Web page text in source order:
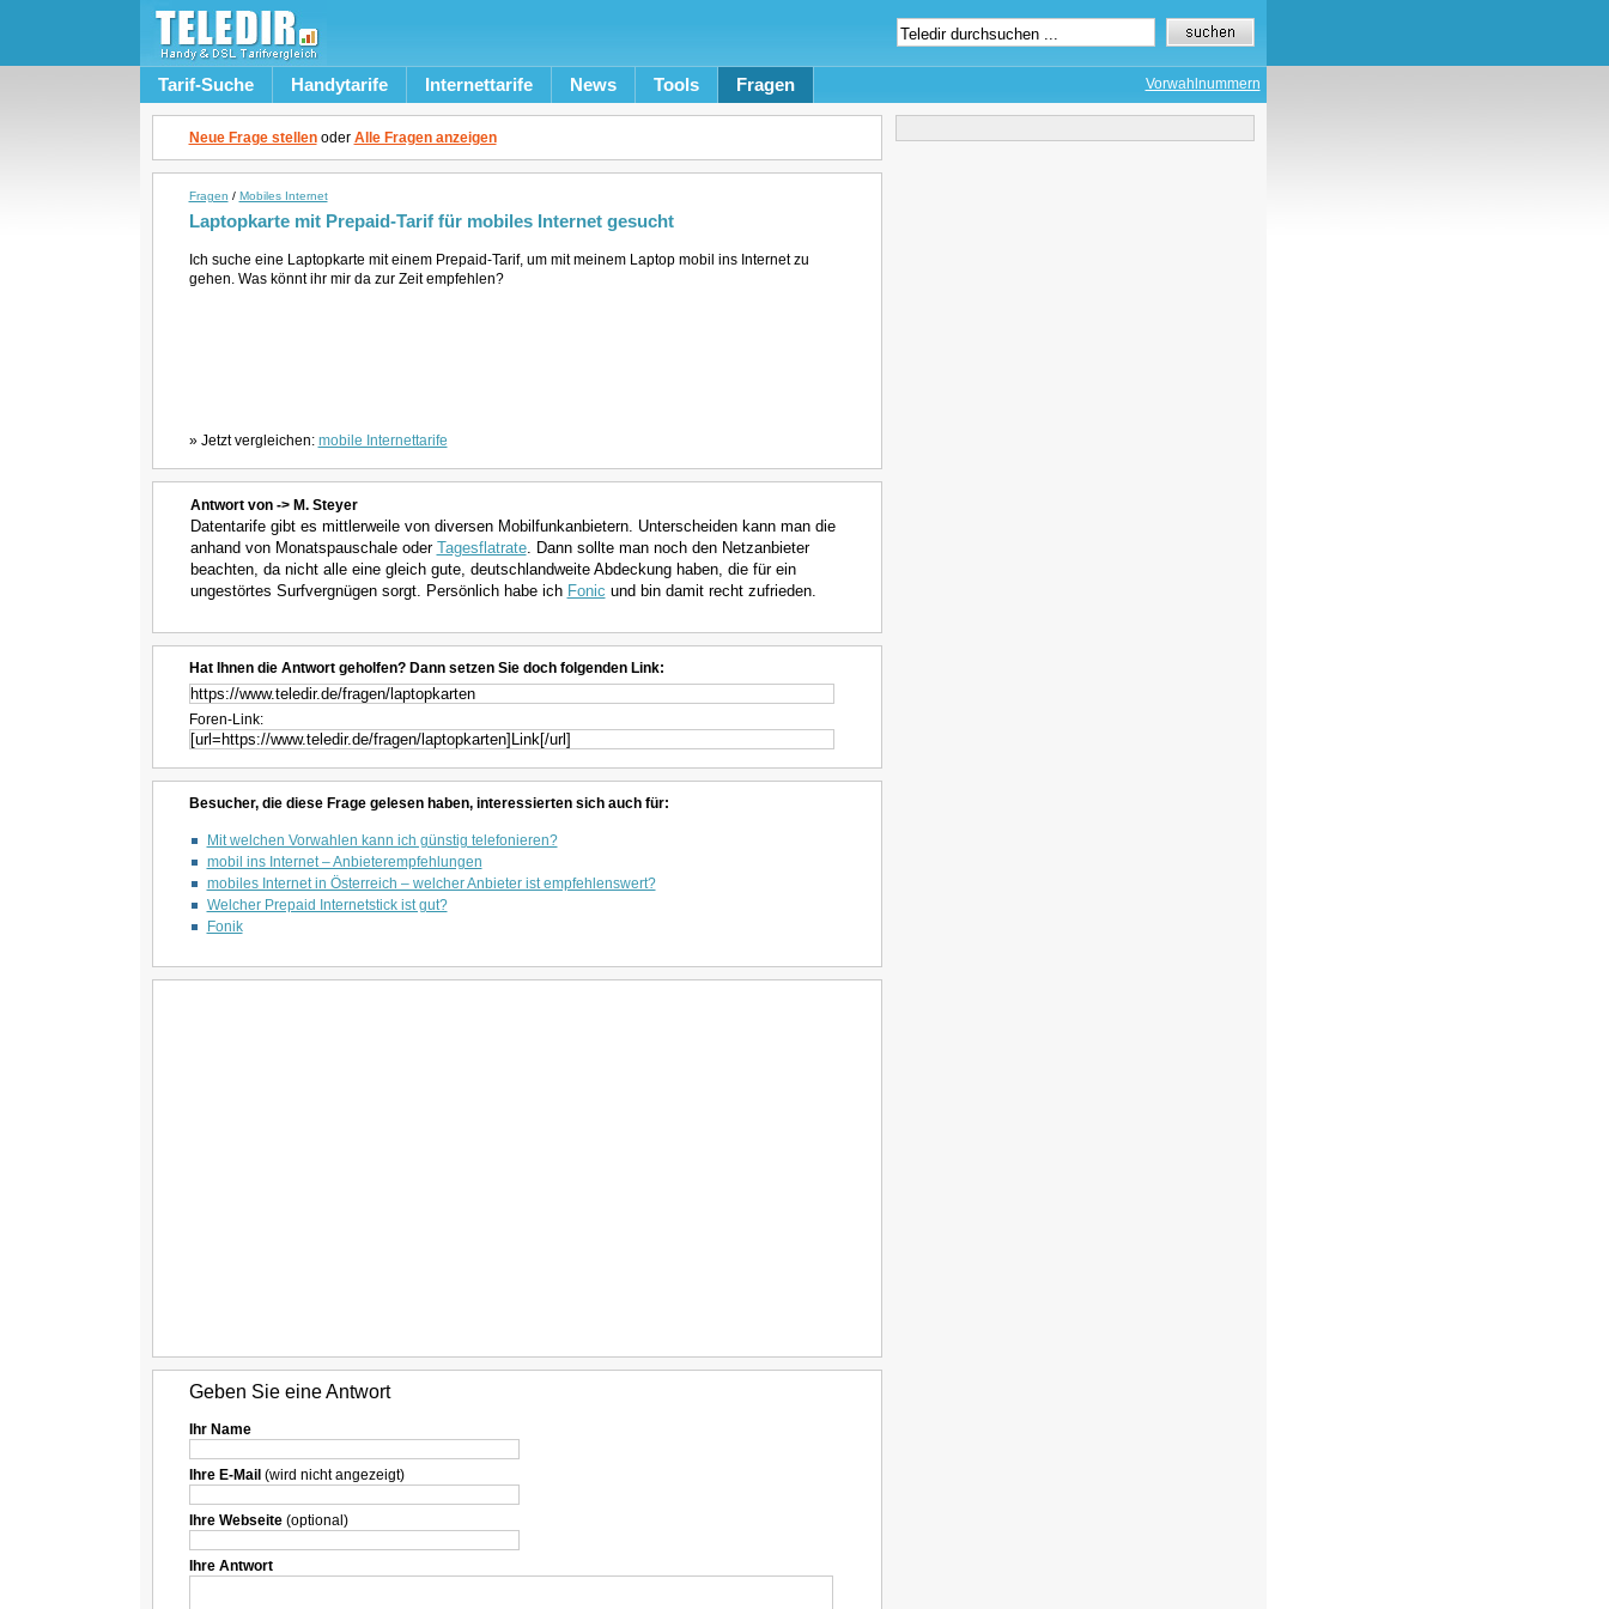
Tarif-Suche Handytarife Internettarife News Tools Fragen Vorwahlnummern
Neue Frage stellenoder Alle Fragen anzeigen
Fragen / Mobiles Internet
Laptopkarte mit Prepaid-Tarif für mobiles Internet gesucht
Ich suche eine Laptopkarte mit einem Prepaid-Tarif, um mit meinem Laptop mobil ins Internet zu
gehen. Was könnt ihr mir da zur Zeit empfehlen?
» Jetzt vergleichen: mobile Internettarife
Antwort von -> M. Steyer
Datentarife gibt es mittlerweile von diversen Mobilfunkanbietern. Unterscheiden kann man die
anhand von Monatspauschale oder Tagesflatrate. Dann sollte man noch den Netzanbieter
beachten, da nicht alle eine gleich gute, deutschlandweite Abdeckung haben, die für ein
ungestörtes Surfvergnügen sorgt. Persönlich habe ich Fonic und bin damit recht zufrieden.
Hat Ihnen die Antwort geholfen? Dann setzen Sie doch folgenden Link:
Foren-Link:
Besucher, die diese Frage gelesen haben, interessierten sich auch für:
Mit welchen Vorwahlen kann ich günstig telefonieren?
mobil ins Internet – Anbieterempfehlungen
mobiles Internet in Österreich – welcher Anbieter ist empfehlenswert?
Welcher Prepaid Internetstick ist gut?
Fonik
Geben Sie eine Antwort
Ihr Name
Ihre E-Mail (wird nicht angezeigt)
Ihre Webseite(optional)
Ihre Antwort